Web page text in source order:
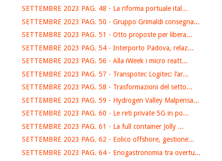
SETTEMBRE 2023 PAG. 48 - La riforma portuale ital...
SETTEMBRE 2023 PAG. 50 - Gruppo Grimaldi consegna...
SETTEMBRE 2023 PAG. 51 - Otto proposte per libera...
SETTEMBRE 2023 PAG. 54 - Interporto Padova, relaz...
SETTEMBRE 2023 PAG. 56 - Alla iWeek i micro reatt...
SETTEMBRE 2023 PAG. 57 - Transpotec Logitec: l’ar...
SETTEMBRE 2023 PAG. 58 - Trasformazioni del setto...
SETTEMBRE 2023 PAG. 59 - Hydrogen Valley Malpensa...
SETTEMBRE 2023 PAG. 60 - Le reti private 5G in po...
SETTEMBRE 2023 PAG. 61 - La full container Jolly ...
SETTEMBRE 2023 PAG. 62 - Eolico offshore, gestione...
SETTEMBRE 2023 PAG. 64 - Enogastronomia tra overtu...